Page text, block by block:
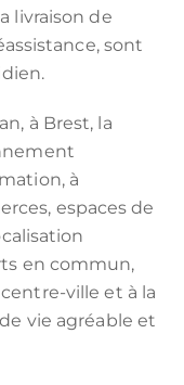
livraison de
sont
à Brest, la
à
espaces de
en commun,
ville et à la
vie agréable et